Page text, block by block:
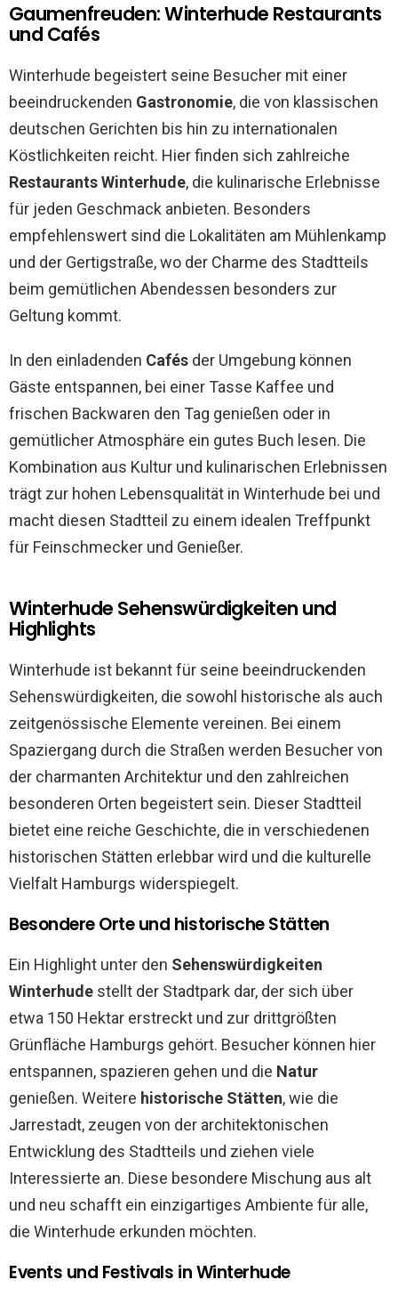
Gaumenfreuden: Winterhude Restaurants
und Cafés
Winterhude begeistert seine Besucher mit einer
beeindruckenden Gastronomie, die von klassischen
deutschen Gerichten bis hin zu internationalen
Köstlichkeiten reicht. Hier finden sich zahlreiche
Restaurants Winterhude, die kulinarische Erlebnisse
für jeden Geschmack anbieten. Besonders
empfehlenswert sind die Lokalitäten am Mühlenkamp
und der Gertigstraße, wo der Charme des Stadtteils
beim gemütlichen Abendessen besonders zur
Geltung kommt.
In den einladenden Cafés der Umgebung können
Gäste entspannen, bei einer Tasse Kaffee und
frischen Backwaren den Tag genießen oder in
gemütlicher Atmosphäre ein gutes Buch lesen. Die
Kombination aus Kultur und kulinarischen Erlebnissen
trägt zur hohen Lebensqualität in Winterhude bei und
macht diesen Stadtteil zu einem idealen Treffpunkt
für Feinschmecker und Genießer.
Winterhude Sehenswürdigkeiten und
Highlights
Winterhude ist bekannt für seine beeindruckenden
Sehenswürdigkeiten, die sowohl historische als auch
zeitgenössische Elemente vereinen. Bei einem
Spaziergang durch die Straßen werden Besucher von
der charmanten Architektur und den zahlreichen
besonderen Orten begeistert sein. Dieser Stadtteil
bietet eine reiche Geschichte, die in verschiedenen
historischen Stätten erlebbar wird und die kulturelle
Vielfalt Hamburgs widerspiegelt.
Besondere Orte und historische Stätten
Ein Highlight unter den Sehenswürdigkeiten
Winterhude stellt der Stadtpark dar, der sich über
etwa 150 Hektar erstreckt und zur drittgrößten
Grünfläche Hamburgs gehört. Besucher können hier
entspannen, spazieren gehen und die Natur
genießen. Weitere historische Stätten, wie die
Jarrestadt, zeugen von der architektonischen
Entwicklung des Stadtteils und ziehen viele
Interessierte an. Diese besondere Mischung aus alt
und neu schafft ein einzigartiges Ambiente für alle,
die Winterhude erkunden möchten.
Events und Festivals in Winterhude